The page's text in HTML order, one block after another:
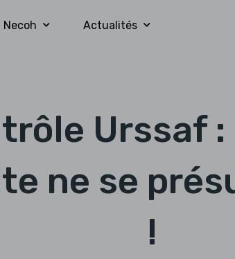
Necoh Actualités
Urssaf :
ne se
!